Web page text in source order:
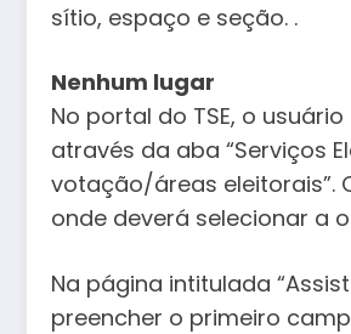
sítio, espaço e seção. .
Nenhum lugar
No portal do TSE, o
através da aba “Serviços
votação/áreas eleitorais”.
onde deverá selecionar a
Na página intitulada
preencher o primeiro